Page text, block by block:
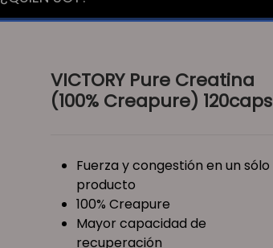
VICTORY Pure Creatina
(100% Creapure) 120caps
Fuerza y congestión en un sólo
producto
100% Creapure
Mayor capacidad de
recuperación